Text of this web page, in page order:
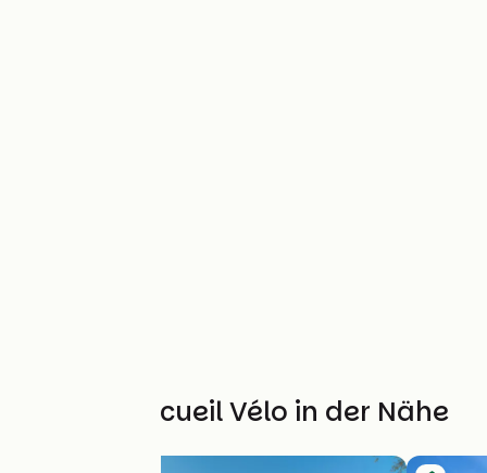
Weitere Accueil Vélo in der Nähe